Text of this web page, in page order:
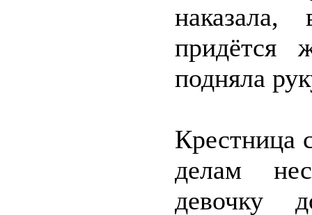
придётся
подняла
Крестница
делам
девочку